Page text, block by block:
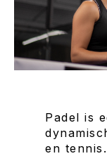
Padel is
en